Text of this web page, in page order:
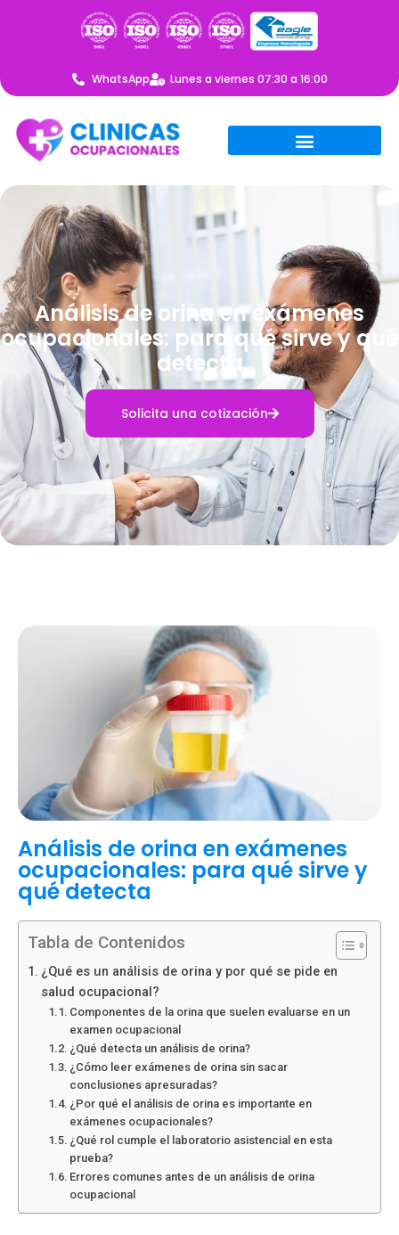
WhatsApp Lunes a viernes 07:30 a 16:00
Análisis de orina en exámenes
ocupacionales: para qué sirve y qué
detecta
Solicita una cotización
Análisis de orina en exámenes
ocupacionales: para qué sirve y
qué detecta
Tabla de Contenidos
¿Qué es un análisis de orina y por qué se pide en
salud ocupacional?
Componentes de la orina que suelen evaluarse en un
examen ocupacional
¿Qué detecta un análisis de orina?
¿Cómo leer exámenes de orina sin sacar
conclusiones apresuradas?
¿Por qué el análisis de orina es importante en
exámenes ocupacionales?
¿Qué rol cumple el laboratorio asistencial en esta
prueba?
Errores comunes antes de un análisis de orina
ocupacional